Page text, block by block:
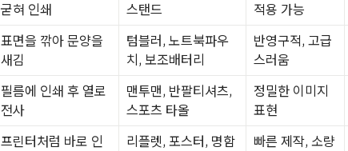
굳혀 인쇄
스탠드
적용 가능
표면을 깎아 문양을
새김
텀블러, 노트북파우
치, 보조배터리
반영구적, 고급
스러움
필름에 인쇄 후 열로
전사
맨투맨, 반팔티셔츠,
스포츠 타올
정밀한 이미지
표현
프린터처럼 바로 인
리플렛, 포스터, 명함
빠른 제작, 소량